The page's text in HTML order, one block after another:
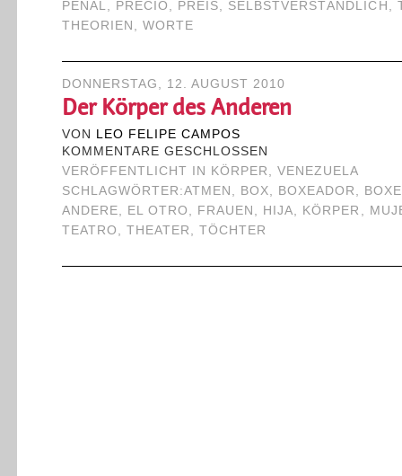
PENAL, PRECIO , PREIS, SELBSTVERSTÄNDLICH ,
THEORIEN , WORTE
DONNERSTAG, 12. AUGUST 2010
Der Körper des Anderen
VON
LEO FELIPE CAMPOS
KOMMENTARE GESCHLOSSEN
VERÖFFENTLICHT IN
KÖRPER ,VENEZUELA
SCHLAGWÖRTER:ATMEN , BOX, BOXEADOR ,
ANDERE, EL OTRO , FRAUEN , HIJA, KÖRPER ,
TEATRO , THEATER , TÖCHTER